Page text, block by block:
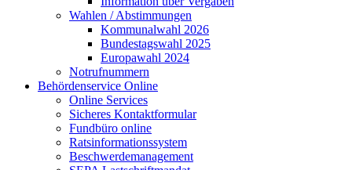
Wahlen / Abstimmungen
Kommunalwahl 2026
Bundestagswahl 2025
Europawahl 2024
Notrufnummern
Behördenservice Online
Online Services
Sicheres Kontaktformular
Fundbüro online
Ratsinformationssystem
Beschwerdemanagement